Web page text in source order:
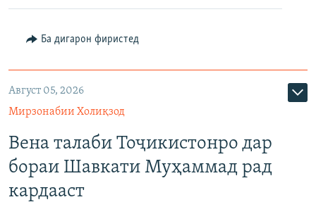
Ба дигарон фиристед
Август 05, 2026
Мирзонабии Холиқзод
Вена талаби Тоҷикистонро дар
бораи Шавкати Муҳаммад рад
кардааст